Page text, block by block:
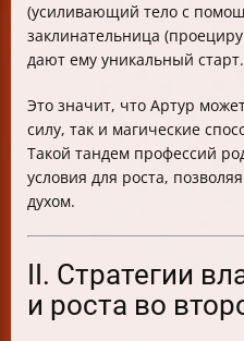
(усиливающий тело с
заклинательница
дают ему уникальный старт.
Это значит, что Артур
силу, так и магические
Такой тандем профессий
условия для роста,
духом.
II. Стратегии
и роста во